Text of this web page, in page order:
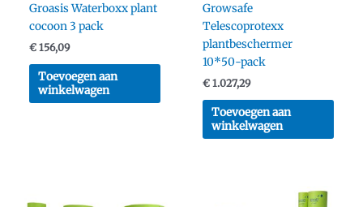
Groasis Waterboxx plant
cocoon 3 pack
€ 156,09
Toevoegen aan
winkelwagen
Growsafe
Telescoprotexx
plantbeschermer
10*50-pack
€ 1.027,29
Toevoegen aan
winkelwagen